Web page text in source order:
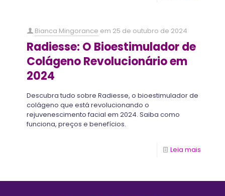
Bianca Mingorance em 25 de outubro de 2024
Radiesse: O Bioestimulador de
Colágeno Revolucionário em
2024
Descubra tudo sobre Radiesse, o bioestimulador de
colágeno que está revolucionando o
rejuvenescimento facial em 2024. Saiba como
funciona, preços e benefícios.
Leia mais